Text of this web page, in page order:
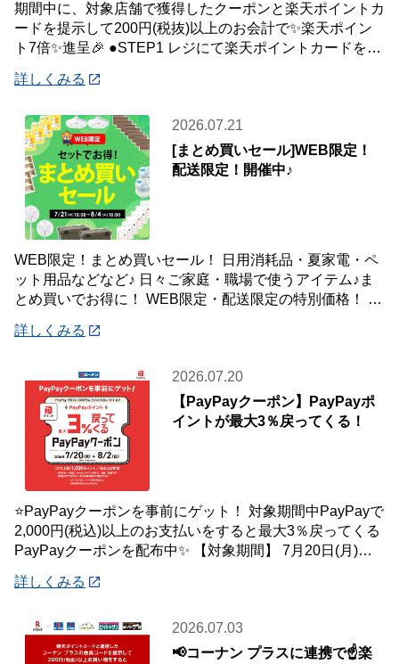
期間中に、対象店舗で獲得したクーポンと楽天ポイントカ
ードを提示して200円(税抜)以上のお会計で✨楽天ポイン
ト7倍✨進呈🎉 ●STEP1 レジにて楽天ポイントカードを提
詳しくみる
2026.07.21
[まとめ買いセール]WEB限定！
配送限定！開催中♪
WEB限定！まとめ買いセール！ 日用消耗品・夏家電・ペ
ット用品などなど♪ 日々ご家庭・職場で使うアイテム♪ま
とめ買いでお得に！ WEB限定・配送限定の特別価格！ た
詳しくみる
2026.07.20
【PayPayクーポン】PayPayポ
イントが最大3％戻ってくる！
⭐PayPayクーポンを事前にゲット！ 対象期間中PayPayで
2,000円(税込)以上のお支払いをすると最大3％戻ってくる
PayPayクーポンを配布中✨ 【対象期間】 7月20日(月)～8
詳しくみる
2026.07.03
📢コーナン プラスに連携で☝️楽